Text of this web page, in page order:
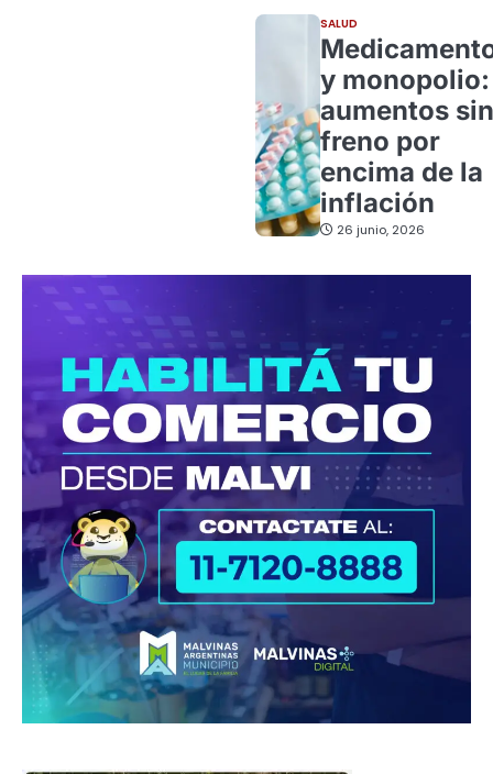
SALUD
y monopolio:
aumentos sin
freno por
encima de la
inflación
26 junio, 2026